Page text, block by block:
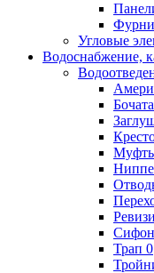
Угловые
Водоснабжение,
Бочата
Сифон
Трап 0